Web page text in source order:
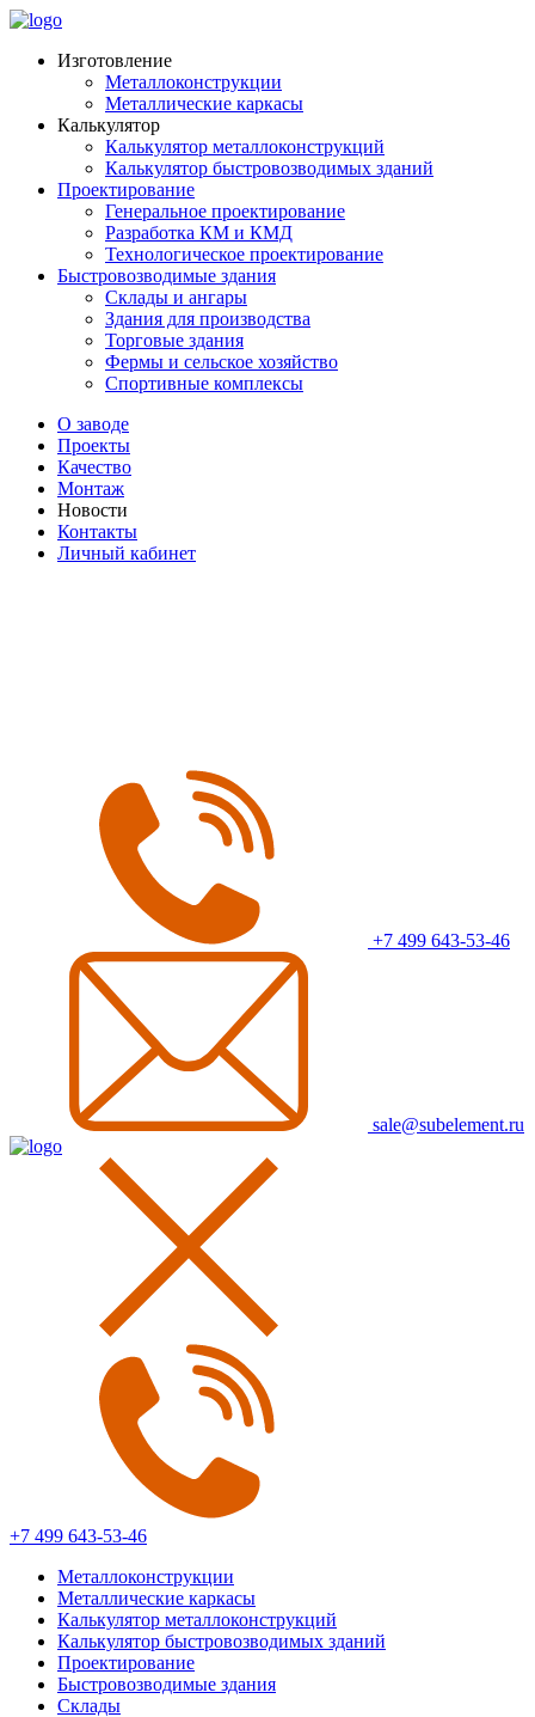
Изготовление
Металлоконструкции
Металлические каркасы
Калькулятор
Калькулятор металлоконструкций
Калькулятор быстровозводимых зданий
Проектирование
Генеральное проектирование
Разработка КМ и КМД
Технологическое проектирование
Быстровозводимые здания
Склады и ангары
Здания для производства
Торговые здания
Фермы и сельское хозяйство
Спортивные комплексы
О заводе
Проекты
Качество
Монтаж
Новости
Контакты
Личный кабинет
+7 499 643-53-46
sale@subelement.ru
+7 499 643-53-46
Металлоконструкции
Металлические каркасы
Калькулятор металлоконструкций
Калькулятор быстровозводимых зданий
Проектирование
Быстровозводимые здания
Склады